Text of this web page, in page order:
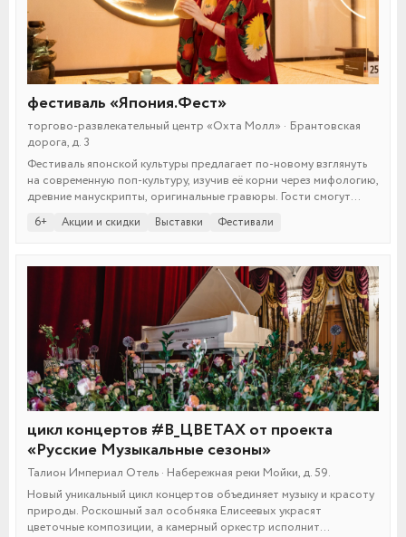
фестиваль «Япония.Фест»
торгово-развлекательный центр «Охта Молл» · Брантовская
дорога, д. 3
Фестиваль японской культуры предлагает по-новому взглянуть
на современную поп-культуру, изучив её корни через мифологию,
древние манускрипты, оригинальные гравюры. Гости смогут
погрузиться в восточную эстетику и раскрыть истоки знакомых
образов. Действуют скидки на билеты!
6+ Акции и скидки Выставки Фестивали
цикл концертов #В_ЦВЕТАХ от проекта
«Русские Музыкальные сезоны»
Талион Империал Отель · Набережная реки Мойки, д. 59.
Новый уникальный цикл концертов объединяет музыку и красоту
природы. Роскошный зал особняка Елисеевых украсят
цветочные композиции, а камерный оркестр исполнит